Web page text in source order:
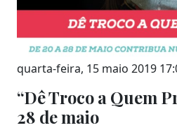
quarta-feira, 15 maio 2019
“Dê Troco a Quem
28 de maio